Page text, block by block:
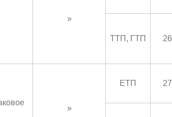
»
ТТП, ГТП 26
»
ЕТП 27